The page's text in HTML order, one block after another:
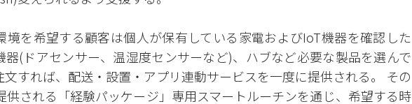
境を希望する顧客は個人が保有している家電およびIoT機器を確認した
器(ドアセンサー、温湿度センサーなど)、ハブなど必要な製品を選んで
すれば、配送・設置・アプリ連動サービスを一度に提供される。 その
供される「経験パッケージ」専用スマートルーチンを通じ、希望する時